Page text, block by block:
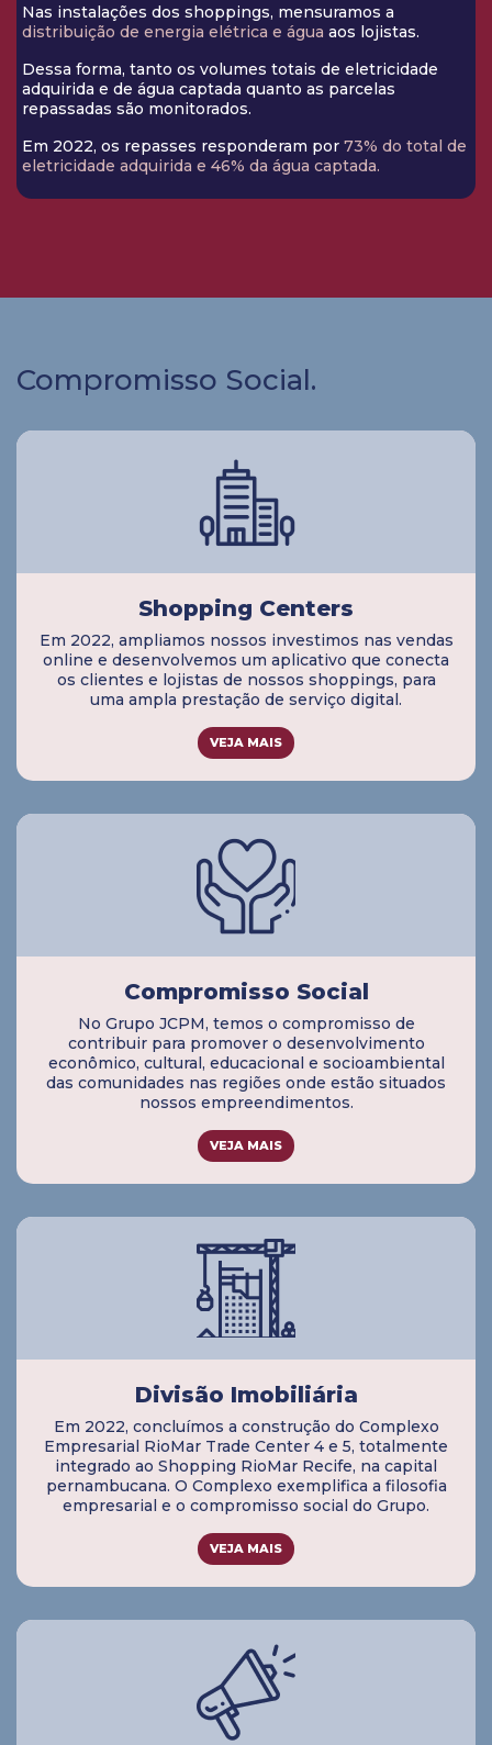
Nas instalações dos shoppings, mensuramos a
distribuição de energia elétrica e água aos lojistas.
Dessa forma, tanto os volumes totais de eletricidade
adquirida e de água captada quanto as parcelas
repassadas são monitorados.
Em 2022, os repasses responderam por 73% do total de
eletricidade adquirida e 46% da água captada.
Compromisso Social.
Shopping Centers
Em 2022, ampliamos nossos investimos nas vendas
online e desenvolvemos um aplicativo que conecta
os clientes e lojistas de nossos shoppings, para
uma ampla prestação de serviço digital.
VEJA MAIS
Compromisso Social
No Grupo JCPM, temos o compromisso de
contribuir para promover o desenvolvimento
econômico, cultural, educacional e socioambiental
das comunidades nas regiões onde estão situados
nossos empreendimentos.
VEJA MAIS
Divisão Imobiliária
Em 2022, concluímos a construção do Complexo
Empresarial RioMar Trade Center 4 e 5, totalmente
integrado ao Shopping RioMar Recife, na capital
pernambucana. O Complexo exemplifica a filosofia
empresarial e o compromisso social do Grupo.
VEJA MAIS